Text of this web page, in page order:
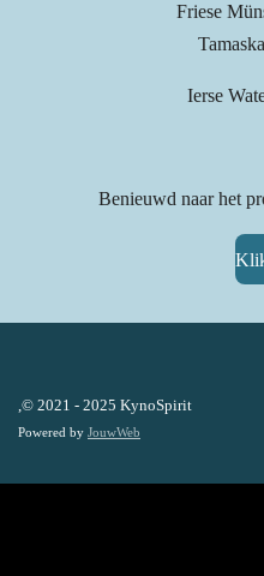
Friese
Ierse
Benieuwd naar het
,© 2021 - 2025 KynoSpirit
Powered by JouwWeb